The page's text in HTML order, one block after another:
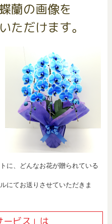
蘭の画像を
ただけます。
に、どんなお花が贈られている
にてお送りさせていただきま
ービス」は